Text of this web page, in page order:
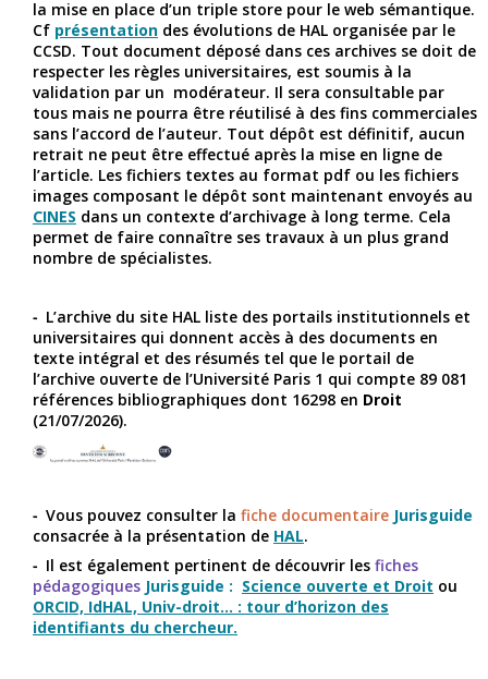
la mise en place d’un triple store pour le web sémantique.
Cf présentation des évolutions de HAL organisée par le
CCSD. Tout document déposé dans ces archives se doit de
respecter les règles universitaires, est soumis à la
validation par un modérateur. Il sera consultable par
tous mais ne pourra être réutilisé à des fins commerciales
sans l’accord de l’auteur. Tout dépôt est définitif, aucun
retrait ne peut être effectué après la mise en ligne de
l’article. Les fichiers textes au format pdf ou les fichiers
images composant le dépôt sont maintenant envoyés au
CINES dans un contexte d’archivage à long terme. Cela
permet de faire connaître ses travaux à un plus grand
nombre de spécialistes.
L’archive du site HAL liste des portails institutionnels et
universitaires qui donnent accès à des documents en
texte intégral et des résumés tel que le portail de
l’archive ouverte de l’Université Paris 1 qui compte 89 081
références bibliographiques dont 16298 en Droit
(21/07/2026).
Vous pouvez consulter la fiche documentaire Jurisguide
consacrée à la présentation de HAL.
Il est également pertinent de découvrir les fiches
pédagogiques Jurisguide : Science ouverte et Droit ou
ORCID, IdHAL, Univ-droit... : tour d’horizon des
identifiants du chercheur.